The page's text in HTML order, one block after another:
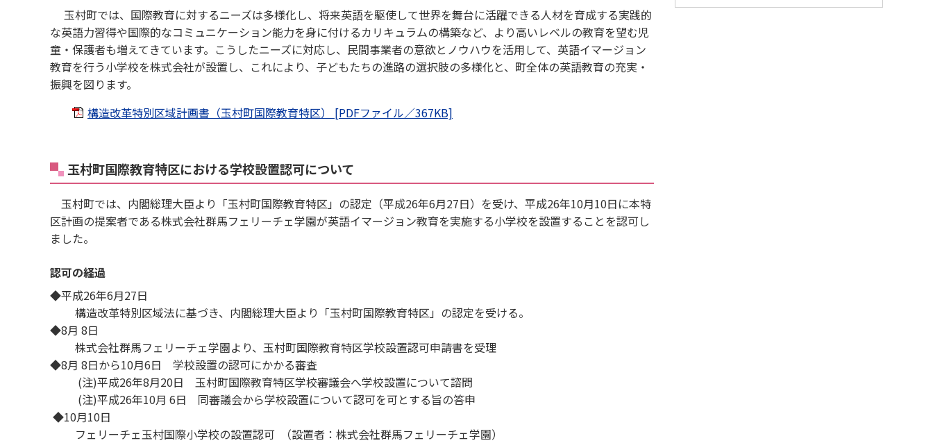
玉村町では、国際教育に対するニーズは多様化し、将来英語を駆使して世界を舞台に活躍できる人材を育成する実践的
な英語力習得や国際的なコミュニケーション能力を身に付けるカリキュラムの構築など、より高いレベルの教育を望む児
童・保護者も増えてきています。こうしたニーズに対応し、民間事業者の意欲とノウハウを活用して、英語イマージョン
教育を行う小学校を株式会社が設置し、これにより、子どもたちの進路の選択肢の多様化と、町全体の英語教育の充実・
振興を図ります。
構造改革特別区域計画書（玉村町国際教育特区） [PDFファイル／367KB]
玉村町国際教育特区における学校設置認可について
玉村町では、内閣総理大臣より「玉村町国際教育特区」の認定（平成26年6月27日）を受け、平成26年10月10日に本特
区計画の提案者である株式会社群馬フェリーチェ学園が英語イマージョン教育を実施する小学校を設置することを認可し
ました。
認可の経過
◆平成26年6月27日
構造改革特別区域法に基づき、内閣総理大臣より「玉村町国際教育特区」の認定を受ける。
◆8月 8日
株式会社群馬フェリーチェ学園より、玉村町国際教育特区学校設置認可申請書を受理
◆8月 8日から10月6日 学校設置の認可にかかる審査
(注)平成26年8月20日 玉村町国際教育特区学校審議会へ学校設置について諮問
(注)平成26年10月 6日 同審議会から学校設置について認可を可とする旨の答申
◆10月10日
フェリーチェ玉村国際小学校の設置認可 （設置者：株式会社群馬フェリーチェ学園）